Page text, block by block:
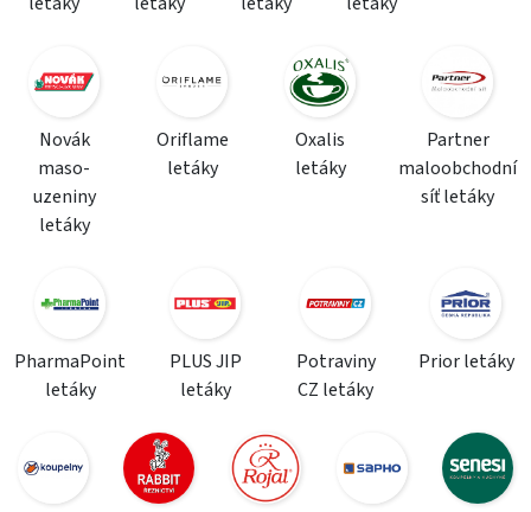
Novák
maso-
uzeniny
letáky
Oriflame
letáky
Oxalis
letáky
Partner
maloobchodní
síť letáky
PharmaPoint
letáky
PLUS JIP
letáky
Potraviny
CZ letáky
Prior letáky